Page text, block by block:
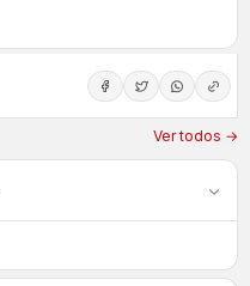
Ver todos →